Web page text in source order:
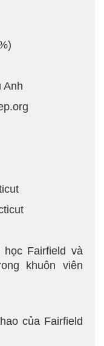
Anh
Fairfield và
khuôn viên
của Fairfield